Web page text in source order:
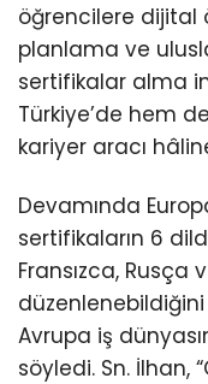
öğrencilere dijital
planlama ve
sertifikalar alma
Türkiye’de hem
kariyer aracı
Devamında
sertifikaların 6
Fransızca, Rusça
Avrupa iş
söyledi. Sn. İlhan,